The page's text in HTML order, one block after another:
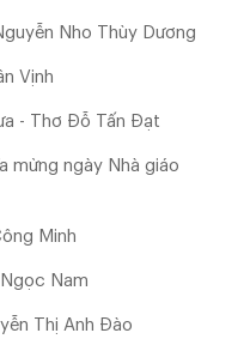
Nho Thùy Dương
Vịnh
- Thơ Đỗ Tấn Đạt
mừng ngày Nhà giáo
Minh
Nam
Thị Anh Đào